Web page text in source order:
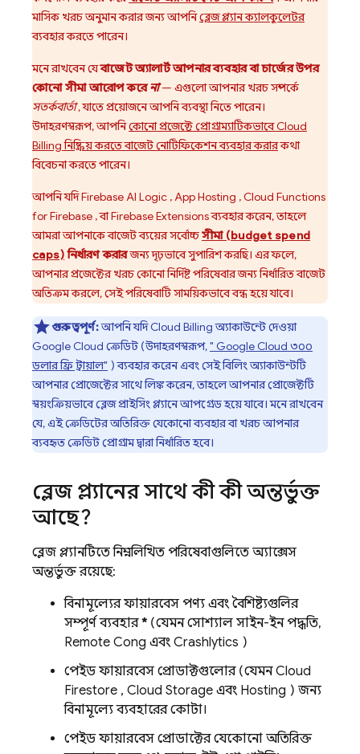
মাসিক খরচ অনুমান করার জন্য আপনিব্লেজ প্ল্যান ক্যালকুলেটর
ব্যবহার করতে পারেন।
মনে রাখবেন যেবাজেট অ্যালার্ট আপনার ব্যবহার বা চার্জের উপর
কোনো সীমা আরোপ করেনা— এগুলো আপনার খরচ সম্পর্কে
সতর্কবার্তা, যাতে প্রয়োজনে আপনি ব্যবস্থা নিতে পারেন।
উদাহরণস্বরূপ, আপনিকোনো প্রজেক্টে প্রোগ্রাম্যাটিকভাবেCloud
Billingনিষ্ক্রিয় করতে বাজেট নোটিফিকেশন ব্যবহার করারকথা
বিবেচনা করতে পারেন।
আপনি যদিFirebase AI Logic ,App Hosting ,Cloud Functions
for Firebase , বাFirebase Extensionsব্যবহার করেন, তাহলে
আমরা আপনাকে বাজেট ব্যয়ের সর্বোচ্চসীমা (budget spend
caps)নির্ধারণ করারজন্য দৃঢ়ভাবে সুপারিশ করছি। এর ফলে,
আপনার প্রজেক্টের খরচ কোনো নির্দিষ্ট পরিষেবার জন্য নির্ধারিত বাজেট
অতিক্রম করলে, সেই পরিষেবাটি সাময়িকভাবে বন্ধ হয়ে যাবে।
গুরুত্বপূর্ণ:আপনি যদিCloud Billingঅ্যাকাউন্টে দেওয়া
Google Cloud ক্রেডিট (উদাহরণস্বরূপ," Google Cloud ৩০০
ডলার ফ্রি ট্রায়াল" ) ব্যবহার করেন এবং সেই বিলিং অ্যাকাউন্টটি
আপনার প্রোজেক্টের সাথে লিঙ্ক করেন, তাহলে আপনার প্রোজেক্টটি
স্বয়ংক্রিয়ভাবে ব্লেজ প্রাইসিং প্ল্যানে আপগ্রেড হয়ে যাবে। মনে রাখবেন
যে, এই ক্রেডিটের অতিরিক্ত যেকোনো ব্যবহার বা খরচ আপনার
ব্যবহৃত ক্রেডিট প্রোগ্রাম দ্বারা নির্ধারিত হবে।
ব্লেজ প্ল্যানের সাথে কী কী অন্তর্ভুক্ত
আছে?
ব্লেজ প্ল্যানটিতে নিম্নলিখিত পরিষেবাগুলিতে অ্যাক্সেস
অন্তর্ভুক্ত রয়েছে:
বিনামূল্যের ফায়ারবেস পণ্য এবং বৈশিষ্ট্যগুলির
সম্পূর্ণ ব্যবহার* (যেমন সোশ্যাল সাইন-ইন পদ্ধতি,
Remote Config এবং Crashlytics )
পেইড ফায়ারবেস প্রোডাক্টগুলোর (যেমনCloud
Firestore , Cloud Storage এবং Hosting ) জন্য
বিনামূল্যে ব্যবহারের কোটা।
পেইড ফায়ারবেস প্রোডাক্টের যেকোনো অতিরিক্ত